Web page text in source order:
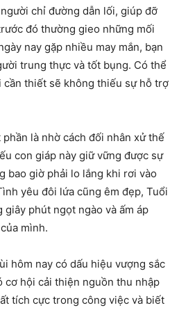
chỉ đường dẫn lối, giúp đỡ
đó thường gieo những mối
nay gặp nhiều may mắn, bạn
trung thực và tốt bụng. Có thể
cần thiết sẽ không thiếu sự hỗ trợ
là nhờ cách đối nhân xử thế
con giáp này giữ vững được sự
bao giờ phải lo lắng khi rơi vào
yêu đôi lứa cũng êm đẹp, Tuổi
giây phút ngọt ngào và ấm áp
mình.
hôm nay có dấu hiệu vượng sắc
cơ hội cải thiện nguồn thu nhập
tích cực trong công việc và biết